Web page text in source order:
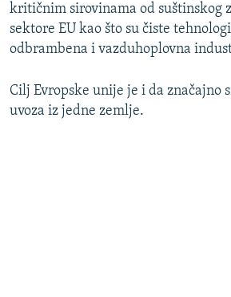
kritičnim sirovinama od suštinskog
sektore EU kao što su čiste
odbrambena i vazduhoplovna
Cilj Evropske unije je i da značajno
uvoza iz jedne zemlje.